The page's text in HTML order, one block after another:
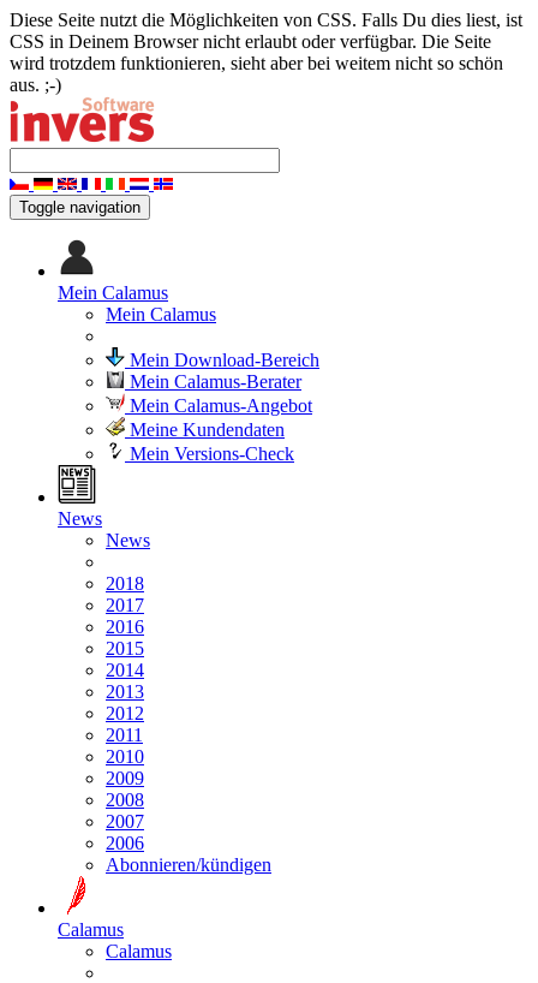
Diese Seite nutzt die Möglichkeiten von CSS. Falls Du dies liest, ist
CSS in Deinem Browser nicht erlaubt oder verfügbar. Die Seite
wird trotzdem funktionieren, sieht aber bei weitem nicht so schön
aus. ;-)
Toggle navigation
Mein Calamus
Mein Calamus
Mein Download-Bereich
Mein Calamus-Berater
Mein Calamus-Angebot
Meine Kundendaten
Mein Versions-Check
News
News
2018
2017
2016
2015
2014
2013
2012
2011
2010
2009
2008
2007
2006
Abonnieren/kündigen
Calamus
Calamus